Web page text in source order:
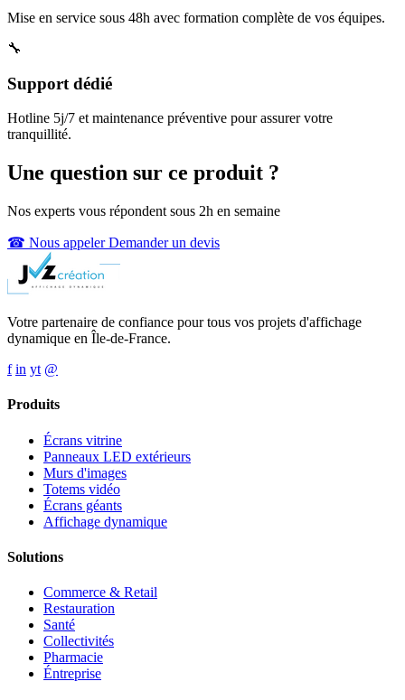
Mise en service sous 48h avec formation complète de vos équipes.
🔧
Support dédié
Hotline 5j/7 et maintenance préventive pour assurer votre
tranquillité.
Une question sur ce produit ?
Nos experts vous répondent sous 2h en semaine
☎ Nous appelerDemander un devis
Votre partenaire de confiance pour tous vos projets d'affichage
dynamique en Île-de-France.
f in yt @
Produits
Écrans vitrine
Panneaux LED extérieurs
Murs d'images
Totems vidéo
Écrans géants
Affichage dynamique
Solutions
Commerce & Retail
Restauration
Santé
Collectivités
Pharmacie
Éntreprise